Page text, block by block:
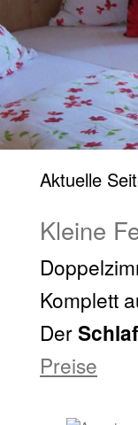
Aktuelle
Kleine
Komplett
Der
Preise